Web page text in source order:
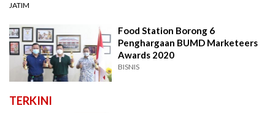
JATIM
Food Station Borong 6
Penghargaan BUMD Marketeers
Awards 2020
BISNIS
TERKINI